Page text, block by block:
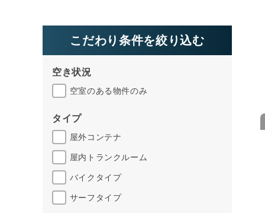
こだわり条件を絞り込む
空き状況
空室のある物件のみ
タイプ
屋外コンテナ
屋内トランクルーム
バイクタイプ
サーフタイプ